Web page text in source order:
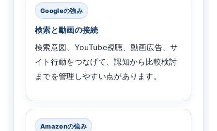
Googleの強み
検索と動画の接続
検索意図、YouTube視聴、動画広告、サ
イト行動をつなげて、認知から比較検討
までを管理しやすい点があります。
Amazonの強み